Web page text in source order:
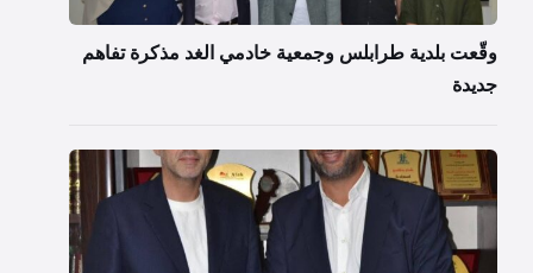
وقّعت بلدية طرابلس وجمعية خادمي الغد مذكرة تفاهم
جديدة